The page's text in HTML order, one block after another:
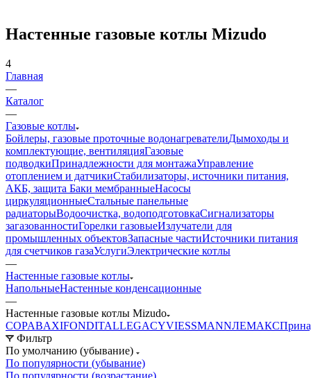
Настенные газовые котлы Mizudo
4
Главная
—
Каталог
—
Газовые котлы
Бойлеры, газовые проточные водонагревателиДымоходы и
комплектующие, вентиляцияГазовые
подводкиПринадлежности для монтажаУправление
отоплением и датчикиСтабилизаторы, источники питания,
АКБ, защита Баки мембранныеНасосы
циркуляционныеСтальные панельные
радиаторыВодоочистка, водоподготовкаСигнализаторы
загазованностиГорелки газовыеИзлучатели для
промышленных объектовЗапасные частиИсточники питания
для счетчиков газаУслугиЭлектрические котлы
—
Настенные газовые котлы
НапольныеНастенные конденсационные
—
Настенные газовые котлы Mizudo
COPABAXIFONDITALLEGACYVIESSMANNЛЕМАКС
Фильтр
По умолчанию (убывание)
По популярности (убывание)
По популярности (возрастание)